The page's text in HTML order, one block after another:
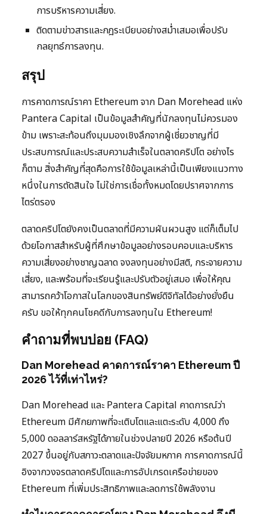
การบริหารความเสี่ยง.
ติดตามข่าวสารและกฎระเบียบอย่างสม่ำเสมอเพื่อปรับ
กลยุทธ์การลงทุน.
สรุป
การคาดการณ์ราคา Ethereum จาก Dan Morehead แห่ง
Pantera Capital เป็นข้อมูลสำคัญที่นักลงทุนไม่ควรมอง
ข้าม เพราะสะท้อนถึงมุมมองเชิงลึกจากผู้เชี่ยวชาญที่มี
ประสบการณ์และประสบความสำเร็จในตลาดคริปโต อย่างไร
ก็ตาม สิ่งสำคัญที่สุดคือการใช้ข้อมูลเหล่านี้เป็นเพียงแนวทาง
หนึ่งในการตัดสินใจ ไม่ใช่การเชื่อทั้งหมดโดยปราศจากการ
ไตร่ตรอง
ตลาดคริปโตยังคงเป็นตลาดที่มีความผันผวนสูง แต่ก็เต็มไป
ด้วยโอกาสสำหรับผู้ที่ศึกษาข้อมูลอย่างรอบคอบและบริหาร
ความเสี่ยงอย่างชาญฉลาด จงลงทุนอย่างมีสติ, กระจายความ
เสี่ยง, และพร้อมที่จะเรียนรู้และปรับตัวอยู่เสมอ เพื่อให้คุณ
สามารถคว้าโอกาสในโลกของสินทรัพย์ดิจิทัลได้อย่างยั่งยืน
ครับ ขอให้ทุกคนโชคดีกับการลงทุนใน Ethereum!
คำถามที่พบบ่อย (FAQ)
Dan Morehead คาดการณ์ราคา Ethereum ปี
2026 ไว้ที่เท่าไหร่?
Dan Morehead และ Pantera Capital คาดการณ์ว่า
Ethereum มีศักยภาพที่จะเติบโตและแตะระดับ 4,000 ถึง
5,000 ดอลลาร์สหรัฐได้ภายในช่วงปลายปี 2026 หรือต้นปี
2027 ขึ้นอยู่กับสภาวะตลาดและปัจจัยมหภาค การคาดการณ์นี้
อิงจากวงจรตลาดคริปโตและการอัปเกรดเครือข่ายของ
Ethereum ที่เพิ่มประสิทธิภาพและลดการใช้พลังงาน